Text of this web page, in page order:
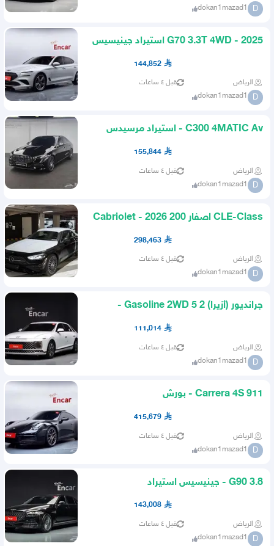
D
dokan1mazad1
G70 3.3T 4WD - 2025 استيراد جينيسيس
144,852
الرياض قبل ٤ ساعات
D
dokan1mazad1
C300 4MATIC Av - استيراد مرسيدس
155,844
الرياض قبل ٤ ساعات
D
dokan1mazad1
CLE-Class اصفار 200 Cabriolet - 2026
298,463
الرياض قبل ٤ ساعات
D
dokan1mazad1
جرانديور (أزيرا) 2 5 Gasoline 2WD -
111,014
الرياض قبل ٤ ساعات
D
dokan1mazad1
911 Carrera 4S - بورش
415,679
الرياض قبل ٤ ساعات
D
dokan1mazad1
G90 3.8 - جينيسيس استيراد
143,008
الرياض قبل ٤ ساعات
D
dokan1mazad1